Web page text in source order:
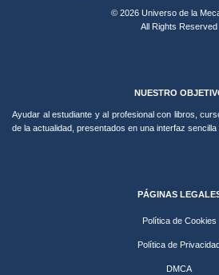
© 2026 Universo de la
All Rights Reserved
NUESTRO
Ayudar al estudiante y al profesional con libros,
de la actualidad, presentados en una interfaz sencilla
PÁGINAS
Política de Cookies
Política de
DMCA